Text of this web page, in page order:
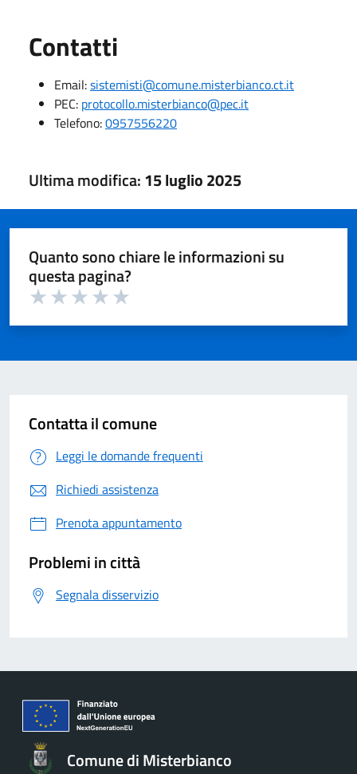
Contatti
Email:sistemisti@comune.misterbianco.ct.it
PEC: protocollo.misterbianco@pec.it
Telefono:0957556220
Ultima modifica:15 luglio 2025
Quanto sono chiare le informazioni su
questa pagina?
Contatta il comune
Leggi le domande frequenti
Richiedi assistenza
Prenota appuntamento
Problemi in città
Segnala disservizio
Comune di Misterbianco